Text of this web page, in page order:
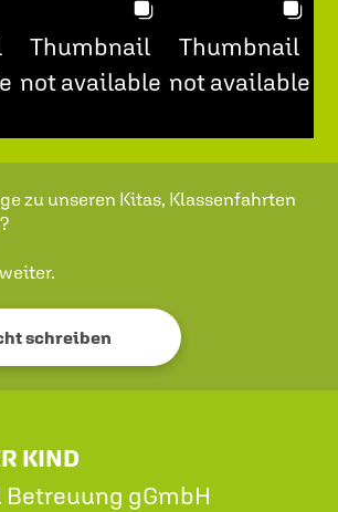
zu unseren Kitas, Klassenfahrten
schreiben
Thumbnail
not available
Thumbnail
not available
KIND
gGmbH